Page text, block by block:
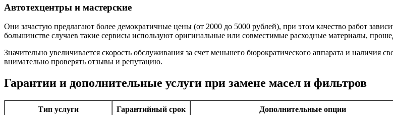
Автотехцентры и мастерские
Они зачастую предлагают более демократичные цены (от 2000 до 5000 рублей), при этом качество работ
большинстве случаев такие сервисы используют оригинальные или совместимые расходные материалы,
Значительно увеличивается скорость обслуживания за счет меньшего бюрократического аппарата и наличия
внимательно проверять отзывы и репутацию.
Гарантии и дополнительные услуги при замене масел и фильтров
Тип услуги Гарантийный срок Дополнительные опции